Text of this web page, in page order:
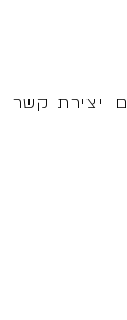
יצירת קשר